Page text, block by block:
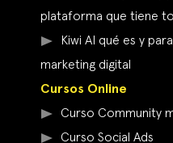
plataforma que tiene
Kiwi AI qué es y
marketing digital
Cursos Online
Curso Community
Curso Social Ads